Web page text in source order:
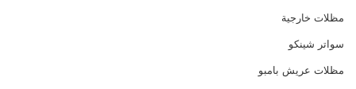
مظلات خارجية
سواتر شينكو
مظلات عريش بامبو